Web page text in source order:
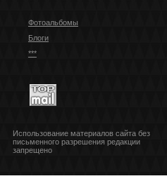
Фотоальбомы
Блоги
***
Использование материалов сайта без
письменного разрешения редакции
запрещено